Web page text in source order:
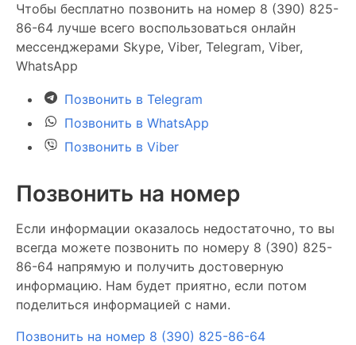
Чтобы бесплатно позвонить на номер 8 (390) 825-
86-64 лучше всего воспользоваться онлайн
мессенджерами Skype, Viber, Telegram, Viber,
WhatsApp
Позвонить в Telegram
Позвонить в WhatsApp
Позвонить в Viber
Позвонить на номер
Если информации оказалось недостаточно, то вы
всегда можете позвонить по номеру 8 (390) 825-
86-64 напрямую и получить достоверную
информацию. Нам будет приятно, если потом
поделиться информацией с нами.
Позвонить на номер 8 (390) 825-86-64